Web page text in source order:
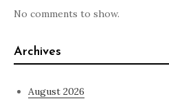
No comments to show.
Archives
August 2026